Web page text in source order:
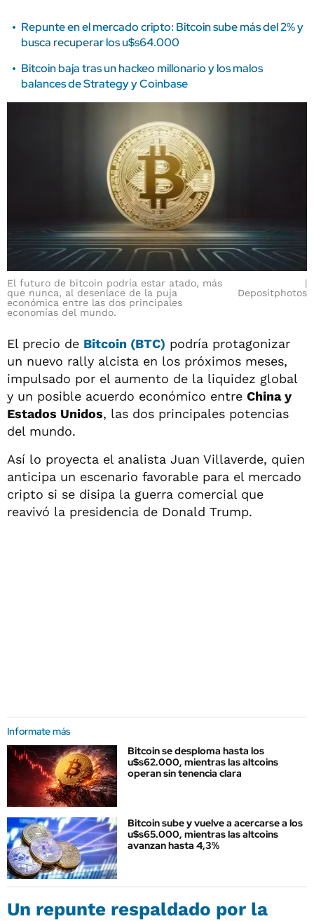
Repunte en el mercado cripto: Bitcoin sube más del 2% y
busca recuperar los u$s64.000
Bitcoin baja tras un hackeo millonario y los malos
balances de Strategy y Coinbase
El futuro de bitcoin podría estar atado, más
que nunca, al desenlace de la puja
económica entre las dos principales
economías del mundo.
Depositphotos
El precio de Bitcoin (BTC) podría protagonizar
un nuevo rally alcista en los próximos meses,
impulsado por el aumento de la liquidez global
y un posible acuerdo económico entre China y
Estados Unidos, las dos principales potencias
del mundo.
Así lo proyecta el analista Juan Villaverde, quien
anticipa un escenario favorable para el mercado
cripto si se disipa la guerra comercial que
reavivó la presidencia de Donald Trump.
Informate más
Bitcoin se desploma hasta los
u$s62.000, mientras las altcoins
operan sin tenencia clara
Bitcoin sube y vuelve a acercarse a los
u$s65.000, mientras las altcoins
avanzan hasta 4,3%
Un repunte respaldado por la